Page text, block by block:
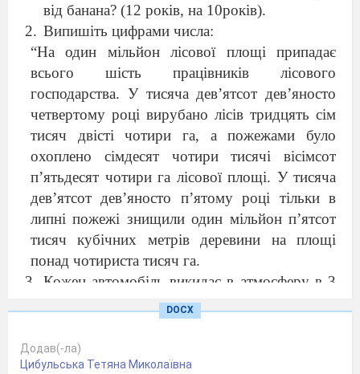
від банана? (12 років, на 10років).
Випишіть цифрами числа:
“На один мільйон лісової площі припадає
всього шість працівників лісового
господарства. У тисяча дев’ятсот дев’яносто
четвертому році вирубано лісів тридцять сім
тисяч двісті чотири га, а пожежами було
охоплено сімдесят чотири тисячі вісімсот
п’ятьдесят чотири га лісової площі. У тисяча
дев’ятсот дев’яносто п’ятому році тільки в
липні пожежі знищили один мільйон п’ятсот
тисяч кубічних метрів деревини на площі
понад чотириста тисяч га.
Кожен автомобіль викидає в атмосферу в 3
рази більше забруднюючих речовин в
порівнянні зі своєю власною масою. Маса
вантажівки 3 т . Яку кількість
забруднюючих речовин викидає в
DOCX
Додав(-ла)
Цибульська Тетяна Миколаївна